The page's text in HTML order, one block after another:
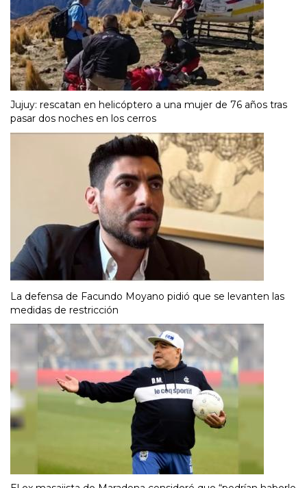
Jujuy: rescatan en helicóptero a una mujer de 76 años tras
pasar dos noches en los cerros
La defensa de Facundo Moyano pidió que se levanten las
medidas de restricción